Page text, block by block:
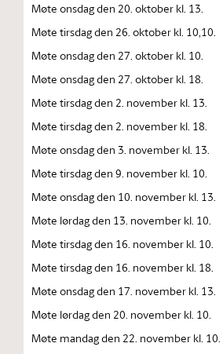
Møte onsdag den 20. oktober kl. 13.
Møte tirsdag den 26. oktober kl. 10,10.
Møte onsdag den 27. oktober kl. 10.
Møte onsdag den 27. oktober kl. 18.
Møte tirsdag den 2. november kl. 13.
Møte tirsdag den 2. november kl. 18.
Møte onsdag den 3. november kl. 13.
Møte tirsdag den 9. november kl. 10.
Møte onsdag den 10. november kl. 13.
Møte lørdag den 13. november kl. 10.
Møte tirsdag den 16. november kl. 10.
Møte tirsdag den 16. november kl. 18.
Møte onsdag den 17. november kl. 13.
Møte lørdag den 20. november kl. 10.
Møte mandag den 22. november kl. 10.